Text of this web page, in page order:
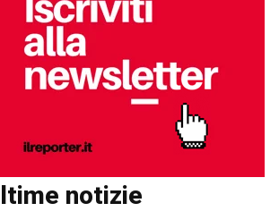
notizie